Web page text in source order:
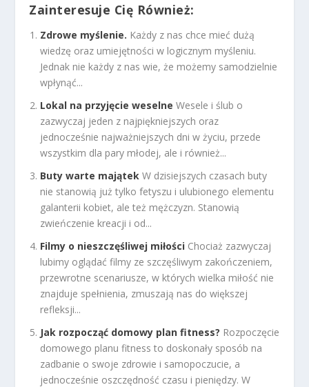
Zainteresuje Cię Również:
Zdrowe myślenie. Każdy z nas chce mieć dużą
wiedzę oraz umiejętności w logicznym myśleniu.
Jednak nie każdy z nas wie, że możemy samodzielnie
wpłynąć...
Lokal na przyjęcie weselne Wesele i ślub o
zazwyczaj jeden z najpiękniejszych oraz
jednocześnie najważniejszych dni w życiu, przede
wszystkim dla pary młodej, ale i również...
Buty warte majątek W dzisiejszych czasach buty
nie stanowią już tylko fetyszu i ulubionego elementu
galanterii kobiet, ale też mężczyzn. Stanowią
zwieńczenie kreacji i od...
Filmy o nieszczęśliwej miłości Chociaż zazwyczaj
lubimy oglądać filmy ze szczęśliwym zakończeniem,
przewrotne scenariusze, w których wielka miłość nie
znajduje spełnienia, zmuszają nas do większej
refleksji...
Jak rozpocząć domowy plan fitness? Rozpoczęcie
domowego planu fitness to doskonały sposób na
zadbanie o swoje zdrowie i samopoczucie, a
jednocześnie oszczędność czasu i pieniędzy. W